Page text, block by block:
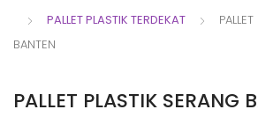
PALLET PLASTIK TERDEKAT
BANTEN
PALLET PLASTIK SERANG